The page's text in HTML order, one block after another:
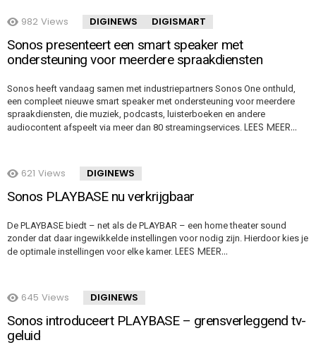
982 Views DIGINEWS DIGISMART
Sonos presenteert een smart speaker met
ondersteuning voor meerdere spraakdiensten
Sonos heeft vandaag samen met industriepartners Sonos One onthuld,
een compleet nieuwe smart speaker met ondersteuning voor meerdere
spraakdiensten, die muziek, podcasts, luisterboeken en andere
audiocontent afspeelt via meer dan 80 streamingservices. LEES MEER…
621 Views DIGINEWS
Sonos PLAYBASE nu verkrijgbaar
De PLAYBASE biedt – net als de PLAYBAR – een home theater sound
zonder dat daar ingewikkelde instellingen voor nodig zijn. Hierdoor kies je
de optimale instellingen voor elke kamer. LEES MEER…
645 Views DIGINEWS
Sonos introduceert PLAYBASE – grensverleggend tv-
geluid